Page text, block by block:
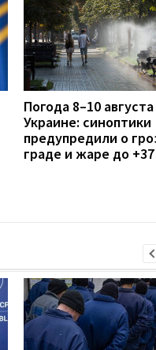
Погода 8–10 августа
Украине: синоптики
предупредили о
граде и жаре до +37